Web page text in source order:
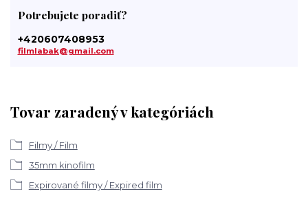
Tovar zaradený v kategóriách
Filmy / Film
35mm kinofilm
Expirované filmy / Expired film
Potrebujete poradiť?
+420607408953
filmlabak@gmail.com